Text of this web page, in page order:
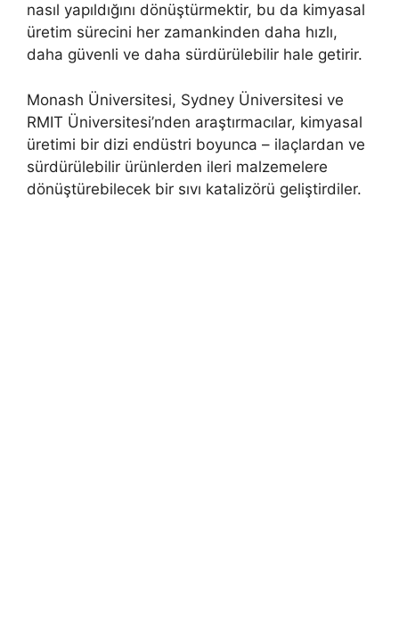
nasıl yapıldığını dönüştürmektir, bu da kimyasal
üretim sürecini her zamankinden daha hızlı,
daha güvenli ve daha sürdürülebilir hale getirir.
Monash Üniversitesi, Sydney Üniversitesi ve
RMIT Üniversitesi’nden araştırmacılar, kimyasal
üretimi bir dizi endüstri boyunca – ilaçlardan ve
sürdürülebilir ürünlerden ileri malzemelere
dönüştürebilecek bir sıvı katalizörü geliştirdiler.